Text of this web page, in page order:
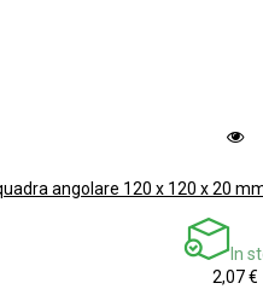
angolare 120 x 120 x 20
In
2,07 €